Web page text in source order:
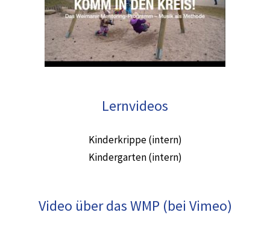
Lernvideos
Kinderkrippe (intern)
Kindergarten (intern)
Video über das WMP (bei Vimeo)